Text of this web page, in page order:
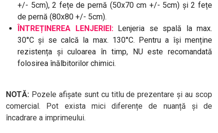
+/- 5cm), 2 fețe de pernă (50x70 cm +/- 5cm) și 2 fețe
de pernă (80x80 +/- 5cm).
ÎNTREȚINEREA LENJERIEI: Lenjeria se spală la max.
30°C și se calcă la max. 130°C. Pentru a își menține
rezistența și culoarea în timp, NU este recomandată
folosirea înălbitorilor chimici.
NOTĂ: Pozele afișate sunt cu titlu de prezentare și au scop
comercial. Pot exista mici diferențe de nuanță și de
încadrare a imprimeului.